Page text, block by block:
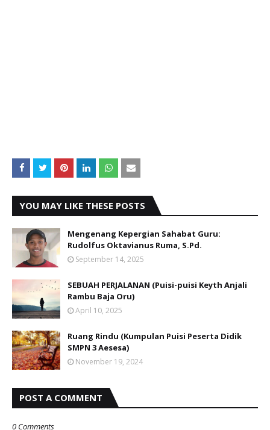
YOU MAY LIKE THESE POSTS
Mengenang Kepergian Sahabat Guru:
Rudolfus Oktavianus Ruma, S.Pd.
September 14, 2025
SEBUAH PERJALANAN (Puisi-puisi Keyth Anjali
Rambu Baja Oru)
April 10, 2025
Ruang Rindu (Kumpulan Puisi Peserta Didik
SMPN 3 Aesesa)
November 19, 2024
POST A COMMENT
0 Comments